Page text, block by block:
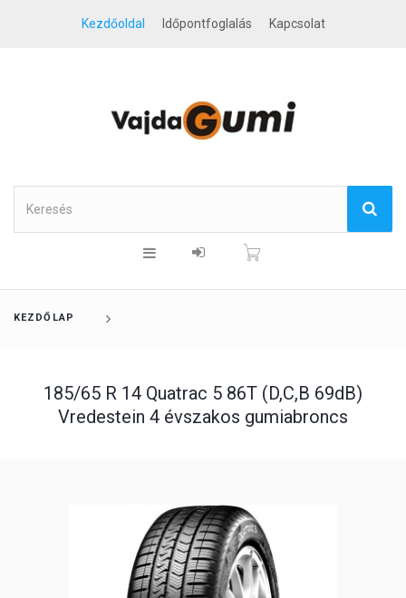
Kezdőoldal Időpontfoglalás Kapcsolat
KEZDŐLAP
185/65 R 14 Quatrac 5 86T (D,C,B 69dB)
Vredestein 4 évszakos gumiabroncs